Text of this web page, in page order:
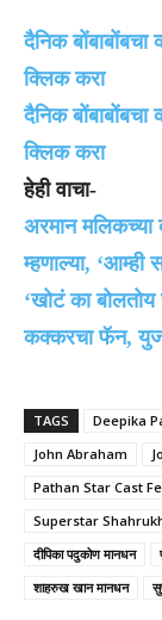
दैनिक
क्लिक करा
दैनिक
क्लिक करा
हेही वाचा-
अरमान मलिकच्या
म्हणाल्या,
‘खोटं का
कक्करचा फॅन,
TAGS Deepika
John Abraham
Pathan Star Cast
Superstar
दीपिका पदुकोण मानधन
शाहरुख खान मानधन